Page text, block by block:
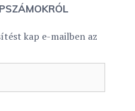
kap e-mailben az